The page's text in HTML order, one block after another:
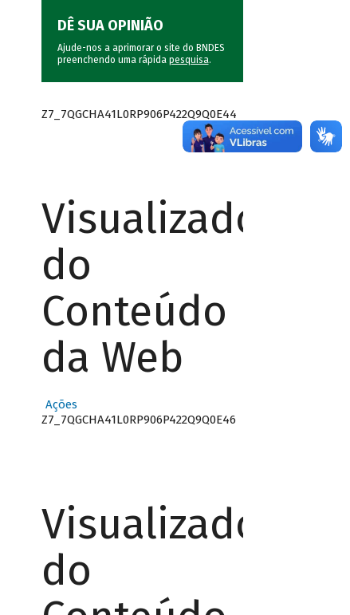
DÊ SUA OPINIÃO
Ajude-nos a aprimorar o site do BNDES
preenchendo uma rápida pesquisa.
Z7_7QGCHA41L0RP906P422Q9Q0E44
Visualizador
do
Conteúdo
da Web
Ações
Z7_7QGCHA41L0RP906P422Q9Q0E46
Visualizador
do